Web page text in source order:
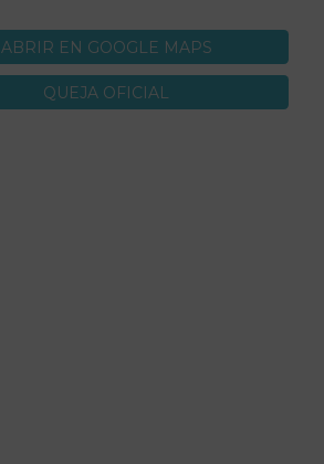
ABRIR EN GOOGLE MAPS
QUEJA OFICIAL